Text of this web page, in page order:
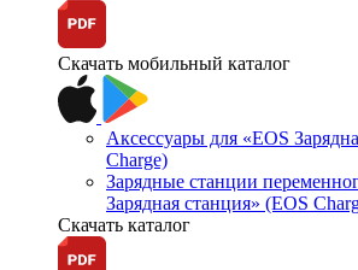
Скачать мобильный каталог
Аксессуары для «EOS
Charge)
Зарядные станции
Зарядная станция» (EOS
Скачать каталог